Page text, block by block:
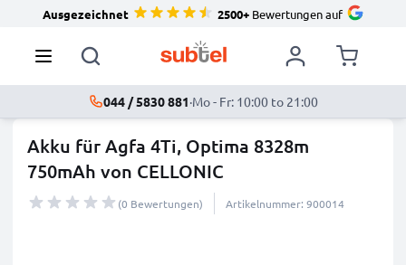
Ausgezeichnet 2500+Bewertungen auf
044 / 5830 881·Mo - Fr: 10:00 to 21:00
Akku für Agfa 4Ti, Optima 8328m
750mAh von CELLONIC
(0 Bewertungen) Artikelnummer: 900014